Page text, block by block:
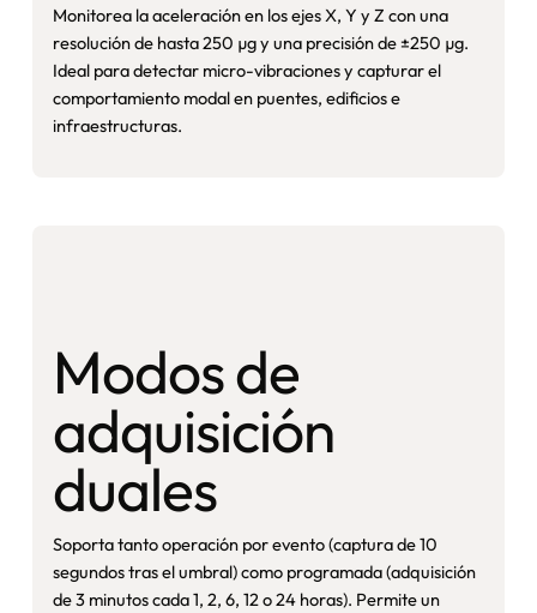
Monitorea la aceleración en los ejes X, Y y Z con una
resolución de hasta 250 µg y una precisión de ±250 µg.
Ideal para detectar micro-vibraciones y capturar el
comportamiento modal en puentes, edificios e
infraestructuras.
Modos de
adquisición
duales
Soporta tanto operación por evento (captura de 10
segundos tras el umbral) como programada (adquisición
de 3 minutos cada 1, 2, 6, 12 o 24 horas). Permite un